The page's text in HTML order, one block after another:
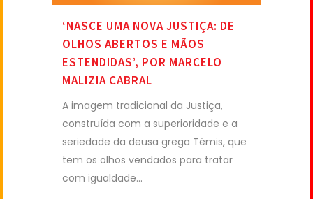
‘NASCE UMA NOVA JUSTIÇA: DE
OLHOS ABERTOS E MÃOS
ESTENDIDAS’, POR MARCELO
MALIZIA CABRAL
A imagem tradicional da Justiça,
construída com a superioridade e a
seriedade da deusa grega Têmis, que
tem os olhos vendados para tratar
com igualdade...